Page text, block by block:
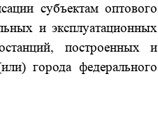
субъектам оптового
и эксплуатационных
построенных и
города федерального